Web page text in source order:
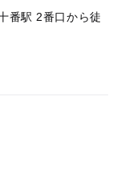
番駅 2番口から徒